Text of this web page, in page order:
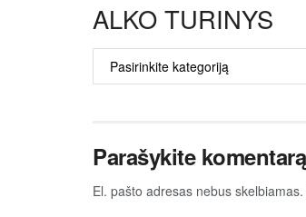
ALKO TURINYS
TURINYS
Parašykite komentarą
El. pašto adresas nebus skelbiamas.